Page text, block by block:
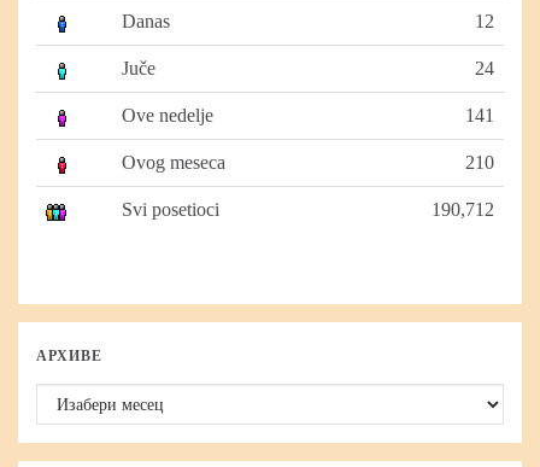
Danas 12
Juče 24
Ove nedelje 141
Ovog meseca 210
Svi posetioci 190,712
АРХИВЕ
Архиве